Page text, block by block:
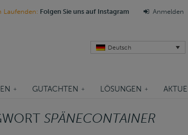
Laufenden: Folgen Sie uns auf Instagram Anmelden
Deutsch
GUTACHTEN LÖSUNGEN
SPÄNECONTAINER